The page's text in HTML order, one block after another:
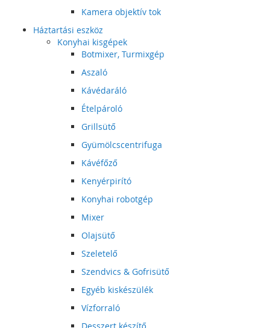
Kamera objektív tok
Háztartási eszköz
Konyhai kisgépek
Botmixer, Turmixgép
Aszaló
Kávédaráló
Ételpároló
Grillsütő
Gyümölcscentrifuga
Kávéfőző
Kenyérpirító
Konyhai robotgép
Mixer
Olajsütő
Szeletelő
Szendvics & Gofrisütő
Egyéb kiskészülék
Vízforraló